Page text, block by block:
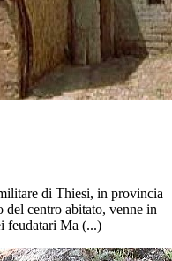
di Thiesi, in provincia
centro abitato, venne in
feudatari Ma (...)